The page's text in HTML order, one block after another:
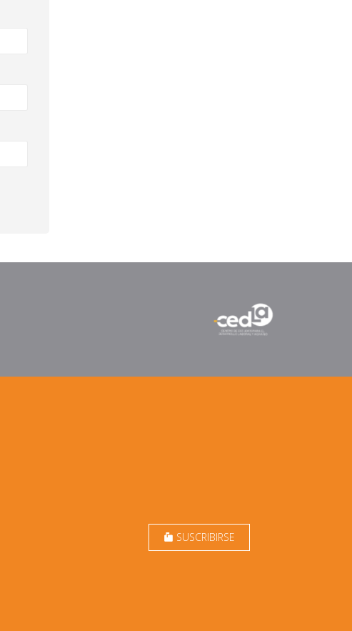
markunread_mailbox SUSCRIBIRSE